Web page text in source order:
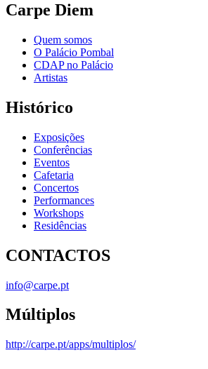
Carpe Diem
Quem somos
O Palácio Pombal
CDAP no Palácio
Artistas
Histórico
Exposições
Conferências
Eventos
Cafetaria
Concertos
Performances
Workshops
Residências
CONTACTOS
info@carpe.pt
Múltiplos
http://carpe.pt/apps/multiplos/